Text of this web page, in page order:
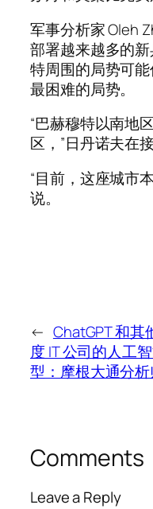
军事分析家 Oleh
部署越来越多的
特周围的局势可
最困难的局势。
“巴赫穆特以南地
区，”日丹诺夫在
“目前，这座城市
说。
← ChatGPT 和其
度 IT 公司的人工
型：摩根大通分
Comments
Leave a Reply